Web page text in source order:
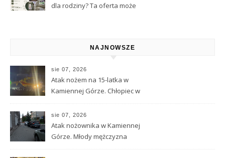
dla rodziny? Ta oferta może
NAJNOWSZE
sie 07, 2026
Atak nożem na 15-latka w
Kamiennej Górze. Chłopiec w
przetransportowany
śmigłowcem LPR
sie 07, 2026
Atak nożownika w Kamiennej
Górze. Młody mężczyzna